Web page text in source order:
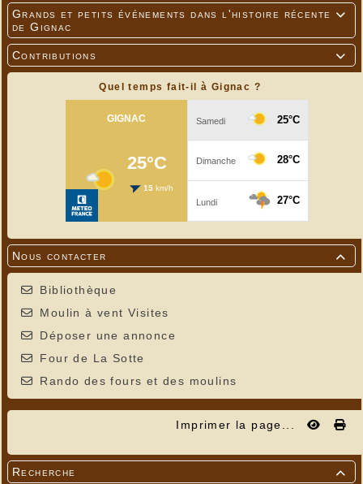

Grands et petits événements dans l'histoire récente
de Gignac

Contributions
Quel temps fait-il à Gignac ?

Nous contacter
Bibliothèque
Moulin à vent Visites
Déposer une annonce
Four de La Sotte
Rando des fours et des moulins
Imprimer la page...

Recherche